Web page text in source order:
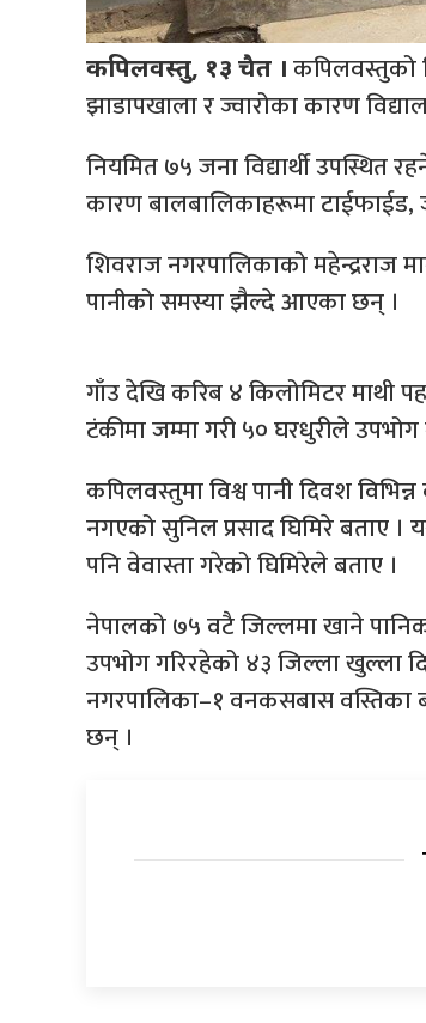
कपिलवस्तु, १३ चैत । कपिलवस्तुको
झाडापखाला र ज्वारोका कारण
नियमित ७५ जना विद्यार्थी उपस्थित
कारण बालबालिकाहरूमा टाईफाईड,
शिवराज नगरपालिकाको महेन्द्रराज
पानीको समस्या झैल्दे आएका छन् ।
गाँउ देखि करिब ४ किलोमिटर माथी
टंकीमा जम्मा गरी ५० घरधुरीले
कपिलवस्तुमा विश्व पानी दिवश
नगएको सुनिल प्रसाद घिमिरे बताए
पनि वेवास्ता गरेको घिमिरेले बताए ।
नेपालको ७५ वटै जिल्लमा खाने
उपभोग गरिरहेको ४३ जिल्ला खुल्ला
नगरपालिका–१ वनकसबास वस्तिका
छन् ।